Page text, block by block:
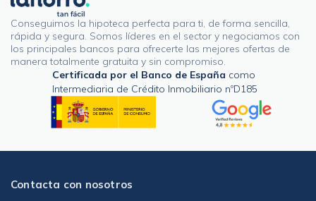
Conseguimos la hipoteca perfecta para ti, de forma sencilla,
rápida y segura. Somos líderes en el sector y negociamos con
los principales bancos para ofrecerte las mejores ofertas de
manera totalmente gratuita y sin compromiso.
Certificada por el Banco de España como
Intermediaria de Crédito Inmobiliario nºD185
Contacta con nosotros